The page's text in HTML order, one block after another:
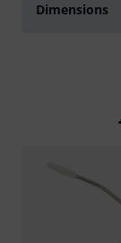
Dimensions